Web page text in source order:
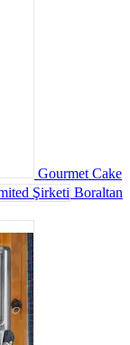
Gourmet Cake
Boraltan